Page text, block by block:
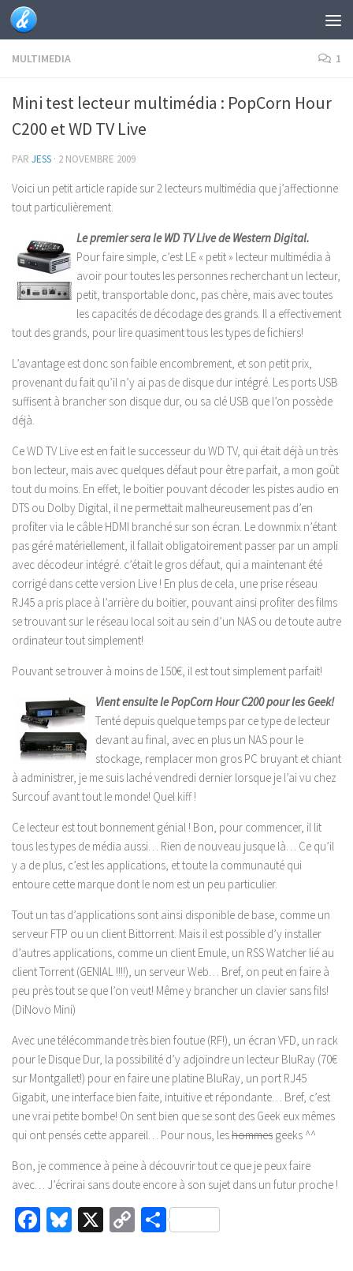
Skip to content
MULTIMEDIA 1
Mini test lecteur multimédia : PopCorn Hour
C200 et WD TV Live
PAR JESS · 2 NOVEMBRE 2009
Voici un petit article rapide sur 2 lecteurs multimédia que j’affectionne
tout particulièrement.
Le premier sera le WD TV Live de Western Digital.
Pour faire simple, c’est LE « petit » lecteur multimédia à
avoir pour toutes les personnes recherchant un lecteur,
petit, transportable donc, pas chère, mais avec toutes
les capacités de décodage des grands. Il a effectivement
tout des grands, pour lire quasiment tous les types de fichiers!
L’avantage est donc son faible encombrement, et son petit prix,
provenant du fait qu’il n’y ai pas de disque dur intégré. Les ports USB
suffisent à brancher son disque dur, ou sa clé USB que l’on possède
déjà.
Ce WD TV Live est en fait le successeur du WD TV, qui était déjà un très
bon lecteur, mais avec quelques défaut pour être parfait, a mon goût
tout du moins. En effet, le boitier pouvant décoder les pistes audio en
DTS ou Dolby Digital, il ne permettait malheureusement pas d’en
profiter via le câble HDMI branché sur son écran. Le downmix n’étant
pas géré matériellement, il fallait obligatoirement passer par un ampli
avec décodeur intégré. c’était le gros défaut, qui a maintenant été
corrigé dans cette version Live ! En plus de cela, une prise réseau
RJ45 a pris place à l’arrière du boitier, pouvant ainsi profiter des films
se trouvant sur le réseau local soit au sein d’un NAS ou de toute autre
ordinateur tout simplement!
Pouvant se trouver à moins de 150€, il est tout simplement parfait!
Vient ensuite le PopCorn Hour C200 pour les Geek!
Tenté depuis quelque temps par ce type de lecteur
devant au final, avec en plus un NAS pour le
stockage, remplacer mon gros PC bruyant et chiant
à administrer, je me suis laché vendredi dernier lorsque je l’ai vu chez
Surcouf avant tout le monde! Quel kiff !
Ce lecteur est tout bonnement génial ! Bon, pour commencer, il lit
tous les types de média aussi… Rien de nouveau jusque là… Ce qu’il
y a de plus, c’est les applications, et toute la communauté qui
entoure cette marque dont le nom est un peu particulier.
Tout un tas d’applications sont ainsi disponible de base, comme un
serveur FTP ou un client Bittorrent. Mais il est possible d’y installer
d’autres applications, comme un client Emule, un RSS Watcher lié au
client Torrent (GENIAL !!!!), un serveur Web… Bref, on peut en faire à
peu près tout se que l’on veut! Même y brancher un clavier sans fils!
(DiNovo Mini)
Avec une télécommande très bien foutue (RF!), un écran VFD, un rack
pour le Disque Dur, la possibilité d’y adjoindre un lecteur BluRay (70€
sur Montgallet!) pour en faire une platine BluRay, un port RJ45
Gigabit, une interface bien faite, intuitive et répondante… Bref, c’est
une vrai petite bombe! On sent bien que se sont des Geek eux mêmes
qui ont pensés cette appareil… Pour nous, leshommes geeks ^^
Bon, je commence à peine à découvrir tout ce que je peux faire
avec… J’écrirai sans doute encore à son sujet dans un futur proche !
Facebook
Bluesky
X
CopyPartager